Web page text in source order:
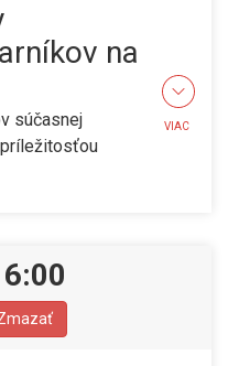
na
súčasnej
VIAC